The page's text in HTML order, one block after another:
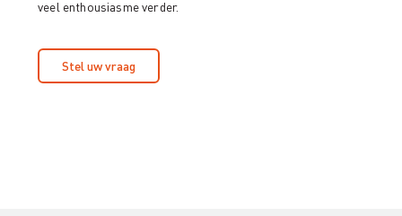
veel enthousiasme verder.
Stel uw vraag